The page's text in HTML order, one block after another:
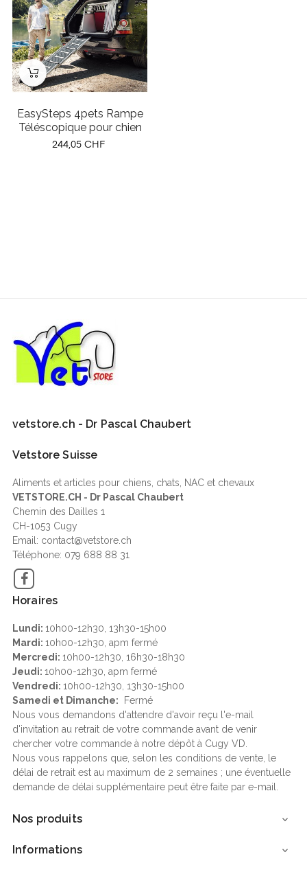
EasySteps 4pets Rampe
Téléscopique pour chien
Prix
244,05 CHF
vetstore.ch - Dr Pascal Chaubert
Vetstore Suisse
Aliments et articles pour chiens, chats, NAC et chevaux
VETSTORE.CH - Dr Pascal Chaubert
Chemin des Dailles 1
CH-1053 Cugy
Email: contact@vetstore.ch
Téléphone: 079 688 88 31
Horaires
Lundi: 10h00-12h30, 13h30-15h00
Mardi: 10h00-12h30, apm fermé
Mercredi: 10h00-12h30, 16h30-18h30
Jeudi: 10h00-12h30, apm fermé
Vendredi: 10h00-12h30, 13h30-15h00
Samedi et Dimanche: Fermé
Nous vous demandons d'attendre d'avoir reçu l'e-mail
d'invitation au retrait de votre commande avant de venir
chercher votre commande à notre dépôt à Cugy VD.
Nous vous rappelons que, selon les conditions de vente, le
délai de retrait est au maximum de 2 semaines ; une éventuelle
demande de délai supplémentaire peut être faite par e-mail.
Nos produits 
Informations 